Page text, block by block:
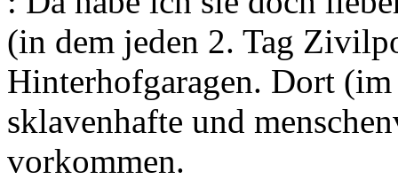
(in dem jeden 2. Tag
Hinterhofgaragen. Dort
sklavenhafte und
vorkommen.